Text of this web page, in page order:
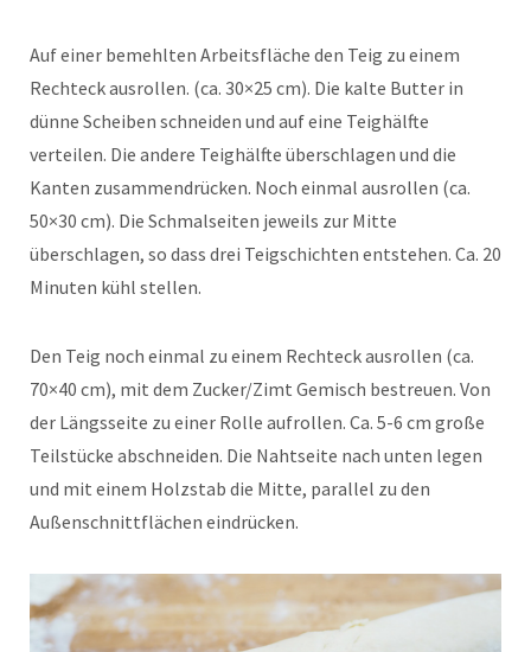
Auf einer bemehlten Arbeitsfläche den Teig zu einem
Rechteck ausrollen. (ca. 30×25 cm). Die kalte Butter in
dünne Scheiben schneiden und auf eine Teighälfte
verteilen. Die andere Teighälfte überschlagen und die
Kanten zusammendrücken. Noch einmal ausrollen (ca.
50×30 cm). Die Schmalseiten jeweils zur Mitte
überschlagen, so dass drei Teigschichten entstehen. Ca. 20
Minuten kühl stellen.
Den Teig noch einmal zu einem Rechteck ausrollen (ca.
70×40 cm), mit dem Zucker/Zimt Gemisch bestreuen. Von
der Längsseite zu einer Rolle aufrollen. Ca. 5-6 cm große
Teilstücke abschneiden. Die Nahtseite nach unten legen
und mit einem Holzstab die Mitte, parallel zu den
Außenschnittflächen eindrücken.